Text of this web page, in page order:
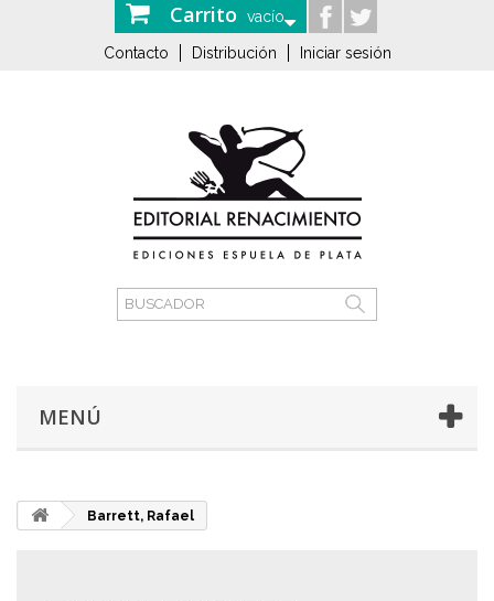
Carrito vacío
Contacto Distribución Iniciar sesión
MENÚ
Barrett, Rafael